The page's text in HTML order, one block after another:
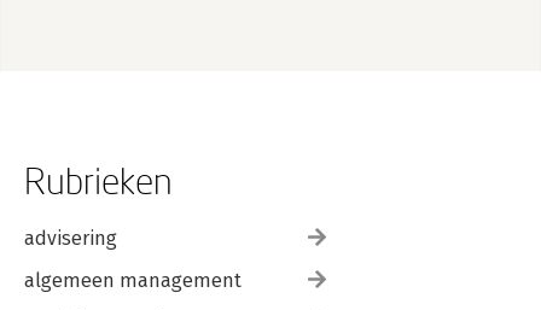
Rubrieken
advisering
algemeen management